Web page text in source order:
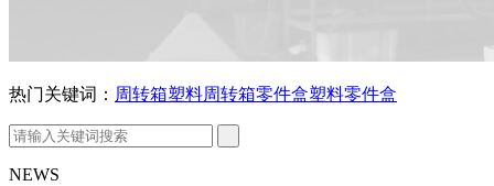
热门关键词： 周转箱塑料周转箱零件盒塑料零件盒
NEWS